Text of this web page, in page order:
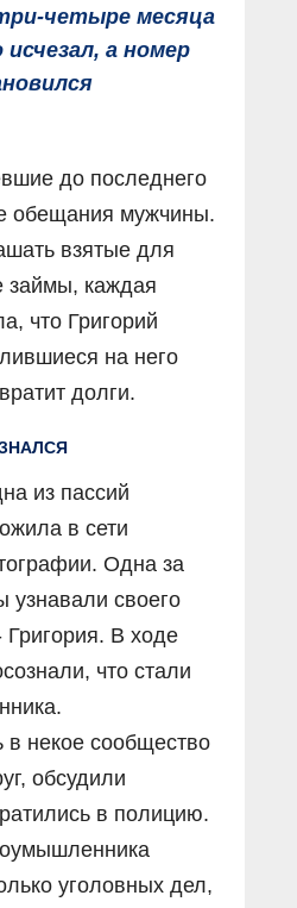
четыре месяца
а номер
до последнего
обещания мужчины.
взятые для
займы, каждая
что Григорий
на него
долги.
из пассий
в сети
Одна за
своего
Григория. В ходе
что стали
некое сообщество
обсудили
в полицию.
уголовных дел,